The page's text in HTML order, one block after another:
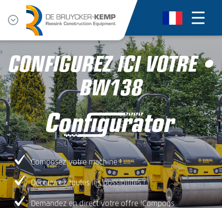
CONFIGUREZ ICI VOTRE •
BW138
Composez votre machine !
Découvrez toutes les possibilités !
Demandez en direct votre offre !Compoqs